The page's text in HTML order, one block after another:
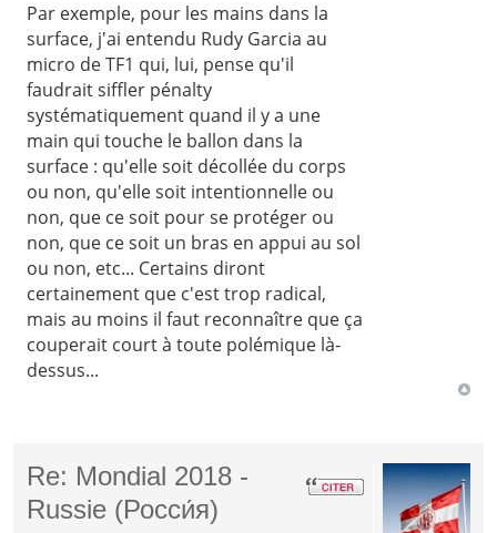
Par exemple, pour les mains dans la
surface, j'ai entendu Rudy Garcia au
micro de TF1 qui, lui, pense qu'il
faudrait siffler pénalty
systématiquement quand il y a une
main qui touche le ballon dans la
surface : qu'elle soit décollée du corps
ou non, qu'elle soit intentionnelle ou
non, que ce soit pour se protéger ou
non, que ce soit un bras en appui au sol
ou non, etc... Certains diront
certainement que c'est trop radical,
mais au moins il faut reconnaître que ça
couperait court à toute polémique là-
dessus...
Re: Mondial 2018 -
Russie (Росси́я)